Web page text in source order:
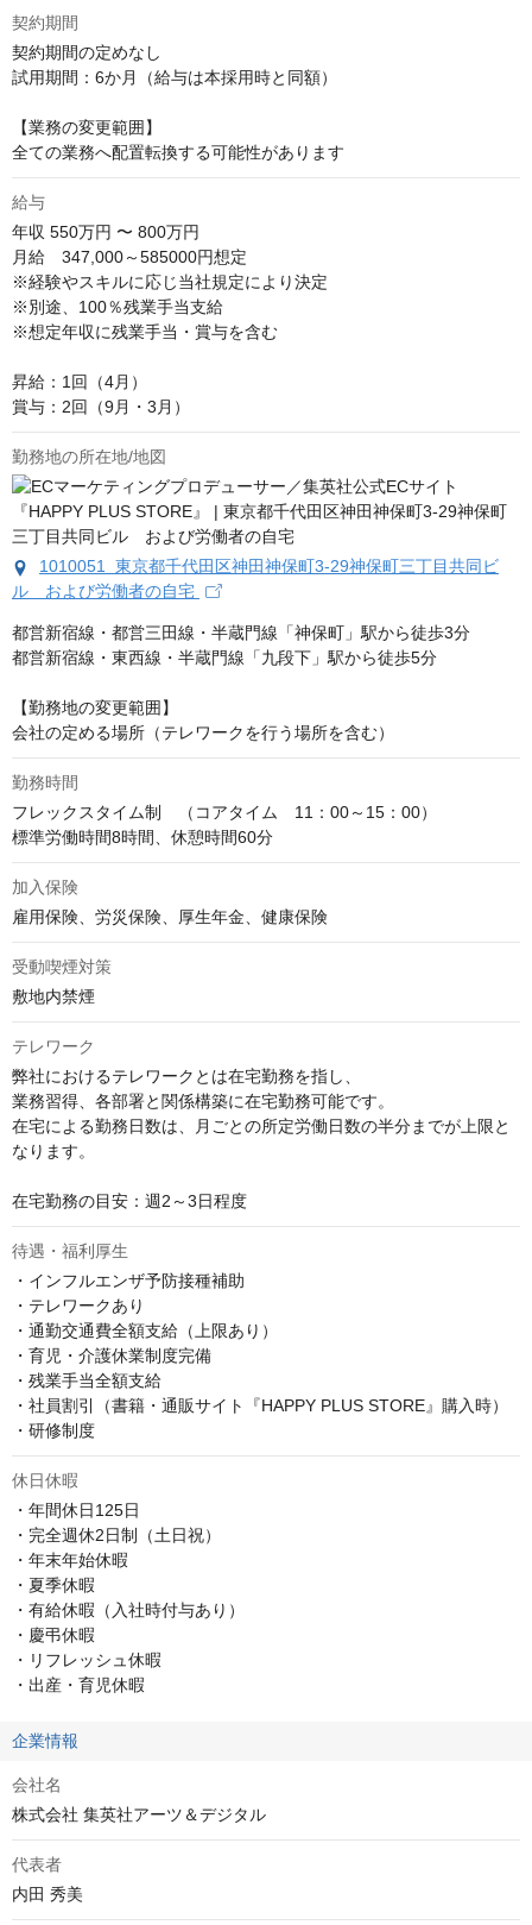
契約期間
契約期間の定めなし
試用期間：6か月（給与は本採用時と同額）
【業務の変更範囲】
全ての業務へ配置転換する可能性があります
給与
年収 550万円 〜 800万円
月給　347,000～585000円想定
※経験やスキルに応じ当社規定により決定
※別途、100％残業手当支給
※想定年収に残業手当・賞与を含む
昇給：1回（4月）
賞与：2回（9月・3月）
勤務地の所在地/地図
1010051 東京都千代田区神田神保町3-29神保町三丁目共同ビ
ル および労働者の自宅
都営新宿線・都営三田線・半蔵門線「神保町」駅から徒歩3分
都営新宿線・東西線・半蔵門線「九段下」駅から徒歩5分
【勤務地の変更範囲】
会社の定める場所（テレワークを行う場所を含む）
勤務時間
フレックスタイム制　（コアタイム　11：00～15：00）
標準労働時間8時間、休憩時間60分
加入保険
雇用保険、労災保険、厚生年金、健康保険
受動喫煙対策
敷地内禁煙
テレワーク
弊社におけるテレワークとは在宅勤務を指し、
業務習得、各部署と関係構築に在宅勤務可能です。
在宅による勤務日数は、月ごとの所定労働日数の半分までが上限と
なります。
在宅勤務の目安：週2～3日程度
待遇・福利厚生
・インフルエンザ予防接種補助
・テレワークあり
・通勤交通費全額支給（上限あり）
・育児・介護休業制度完備
・残業手当全額支給
・社員割引（書籍・通販サイト『HAPPY PLUS STORE』購入時）
・研修制度
休日休暇
・年間休日125日
・完全週休2日制（土日祝）
・年末年始休暇
・夏季休暇
・有給休暇（入社時付与あり）
・慶弔休暇
・リフレッシュ休暇
・出産・育児休暇
企業情報
会社名
株式会社 集英社アーツ＆デジタル
代表者
内田 秀美